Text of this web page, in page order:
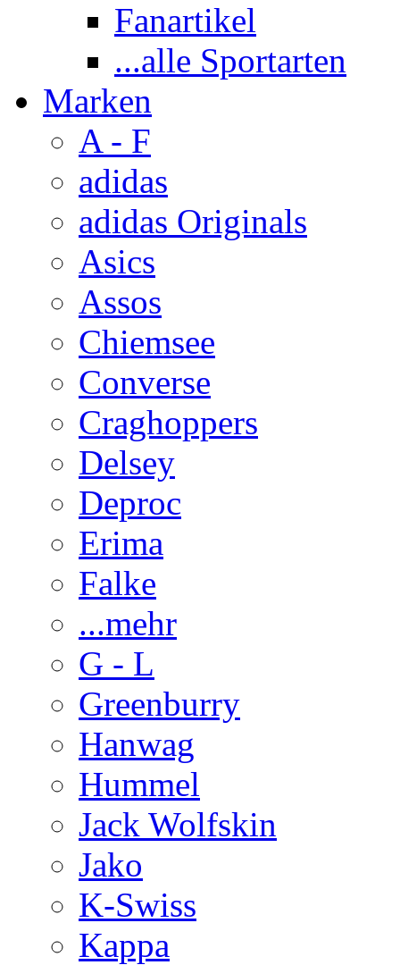
Fanartikel
...alle Sportarten
Marken
A - F
adidas
adidas Originals
Asics
Assos
Chiemsee
Converse
Craghoppers
Delsey
Deproc
Erima
Falke
...mehr
G - L
Greenburry
Hanwag
Hummel
Jack Wolfskin
Jako
K-Swiss
Kappa